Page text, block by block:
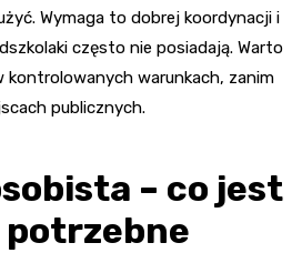
Wymaga to dobrej koordynacji i
często nie posiadają. Warto
kontrolowanych warunkach, zanim
publicznych.
– co jest